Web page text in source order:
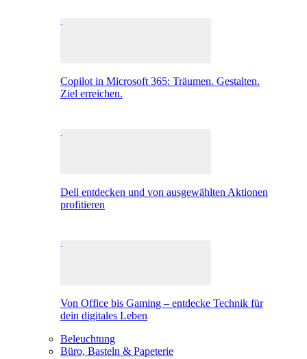
Copilot in Microsoft 365: Träumen. Gestalten.
Ziel erreichen.
Dell entdecken und von ausgewählten Aktionen
profitieren
Von Office bis Gaming – entdecke Technik für
dein digitales Leben
Beleuchtung
Büro, Basteln & Papeterie